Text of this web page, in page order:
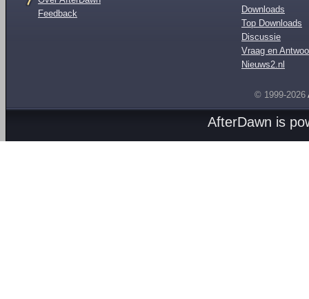
Feedback
Downloads
Top Downloads
Discussie
Vraag en
Nieuws2.nl
© 1999-2026
AfterDawn is